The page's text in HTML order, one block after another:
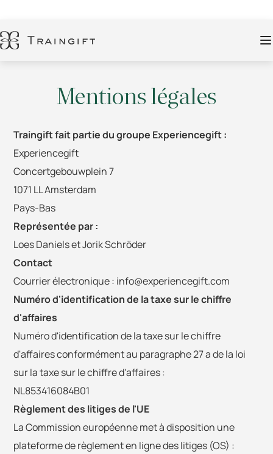
Mentions légales
Traingift fait partie du groupe Experiencegift :
Experiencegift
Concertgebouwplein 7
1071 LL Amsterdam
Pays-Bas
Représentée par :
Loes Daniels et Jorik Schröder
Contact
Courrier électronique : info@experiencegift.com
Numéro d'identification de la taxe sur le chiffre
d'affaires
Numéro d'identification de la taxe sur le chiffre
d'affaires conformément au paragraphe 27 a de la loi
sur la taxe sur le chiffre d'affaires :
NL853416084B01
Règlement des litiges de l'UE
La Commission européenne met à disposition une
plateforme de règlement en ligne des litiges (OS) :